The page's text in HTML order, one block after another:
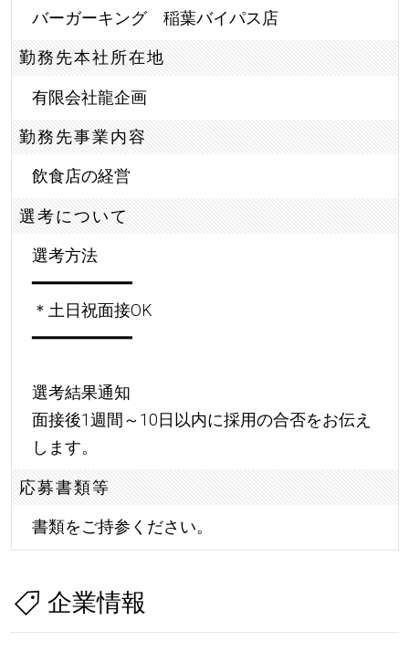
バーガーキング 稲葉バイパス店
勤務先本社所在地
有限会社龍企画
勤務先事業内容
飲食店の経営
選考について
選考方法
━━━━━━━━━━
＊土日祝面接OK
━━━━━━━━━━
選考結果通知
面接後1週間～10日以内に採用の合否をお伝え
します。
応募書類等
書類をご持参ください。
企業情報